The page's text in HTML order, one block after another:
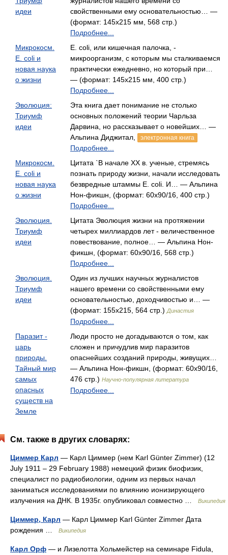
идеи
свойственными ему основательностью… —
(формат: 145х215 мм, 568 стр.)
Подробнее...
Микрокосм.
E. coli и
новая наука
о жизни
Е. coli, или кишечная палочка, -
микроорганизм, с которым мы сталкиваемся
практически ежедневно, но который при…
— (формат: 145х215 мм, 400 стр.)
Подробнее...
Эволюция:
Триумф
идеи
Эта книга дает понимание не столько
основных положений теории Чарльза
Дарвина, но рассказывает о новейших… —
Альпина Диджитал,
электронная книга
Подробнее...
Микрокосм.
E. coli и
новая наука
о жизни
Цитата `В начале XX в. ученые, стремясь
познать природу жизни, начали исследовать
безвредные штаммы E. coli. И… — Альпина
Нон-фикшн, (формат: 60x90/16, 400 стр.)
Подробнее...
Эволюция.
Триумф
идеи
Цитата Эволюция жизни на протяжении
четырех миллиардов лет - величественное
повествование, полное… — Альпина Нон-
фикшн, (формат: 60x90/16, 568 стр.)
Подробнее...
Эволюция.
Триумф
идеи
Один из лучших научных журналистов
нашего времени со свойственными ему
основательностью, доходчивостью и… —
(формат: 155х215, 564 стр.) Династия
Подробнее...
Паразит -
царь
природы.
Тайный мир
самых
опасных
существ на
Земле
Люди просто не догадываются о том, как
сложен и причудлив мир паразитов
опаснейших созданий природы, живущих…
— Альпина Нон-фикшн, (формат: 60x90/16,
476 стр.) Научно-популярная литература
Подробнее...
См. также в других словарях:
Циммер Карл — Карл Циммер (нем Karl Günter Zimmer) (12
July 1911 – 29 February 1988) немецкий физик биофизик,
специалист по радиобиологии, одним из первых начал
заниматься исследованиями по влиянию ионизирующего
излучения на ДНК. В 1935г. опубликовал совместно …
Википедия
Циммер, Карл — Карл Циммер Karl Günter Zimmer Дата
рождения …
Википедия
Карл Орф — и Лизелотта Хольмейстер на семинаре Fidula,